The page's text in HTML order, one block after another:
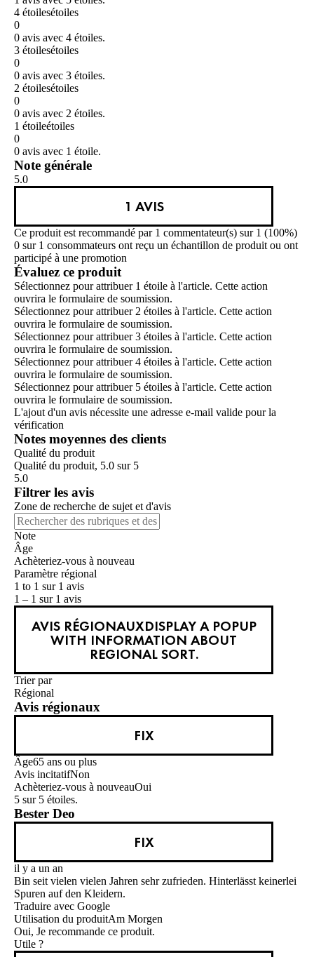
4 étoilesétoiles
0
0 avis avec 4 étoiles.
3 étoilesétoiles
0
0 avis avec 3 étoiles.
2 étoilesétoiles
0
0 avis avec 2 étoiles.
1 étoileétoiles
0
0 avis avec 1 étoile.
Note générale
5.0
1 AVIS
Ce produit est recommandé par 1 commentateur(s) sur 1 (100%)
0 sur 1 consommateurs ont reçu un échantillon de produit ou ont
participé à une promotion
Évaluez ce produit
Sélectionnez pour attribuer 1 étoile à l'article. Cette action
ouvrira le formulaire de soumission.
Sélectionnez pour attribuer 2 étoiles à l'article. Cette action
ouvrira le formulaire de soumission.
Sélectionnez pour attribuer 3 étoiles à l'article. Cette action
ouvrira le formulaire de soumission.
Sélectionnez pour attribuer 4 étoiles à l'article. Cette action
ouvrira le formulaire de soumission.
Sélectionnez pour attribuer 5 étoiles à l'article. Cette action
ouvrira le formulaire de soumission.
L'ajout d'un avis nécessite une adresse e-mail valide pour la
vérification
Notes moyennes des clients
Qualité du produit
Qualité du produit, 5.0 sur 5
5.0
Filtrer les avis
Zone de recherche de sujet et d'avis
Note
Âge
Achèteriez-vous à nouveau
Paramètre régional
1 to 1 sur 1 avis
1 – 1 sur 1 avis
AVIS RÉGIONAUXDISPLAY A POPUP
WITH INFORMATION ABOUT
REGIONAL SORT.
Trier par
Régional
Avis régionaux
FIX
Âge65 ans ou plus
Avis incitatifNon
Achèteriez-vous à nouveauOui
5 sur 5 étoiles.
Bester Deo
FIX
il y a un an
Bin seit vielen vielen Jahren sehr zufrieden. Hinterlässt keinerlei
Spuren auf den Kleidern.
Traduire avec Google
Utilisation du produitAm Morgen
Oui, Je recommande ce produit.
Utile ?